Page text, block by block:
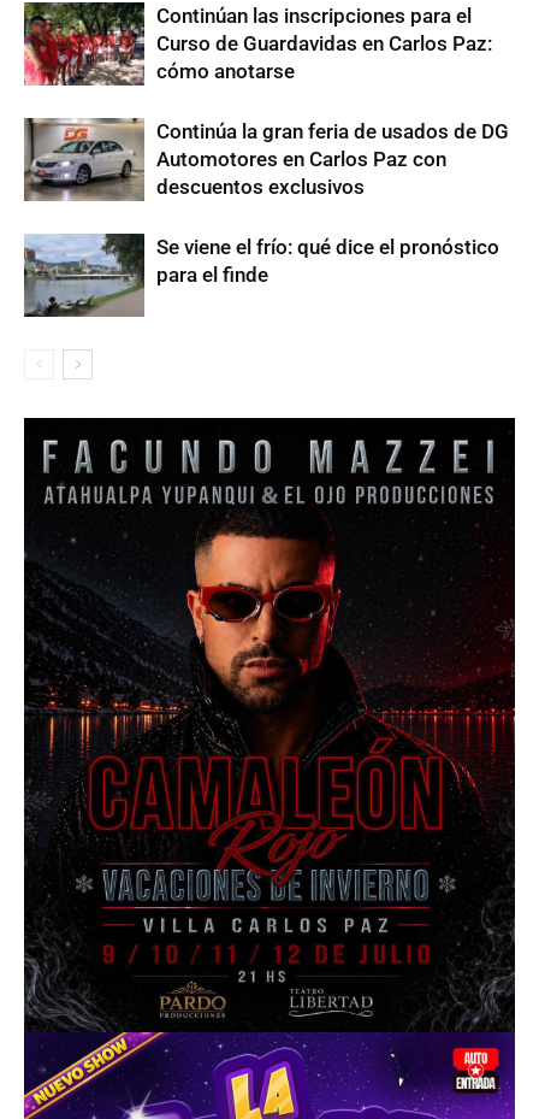
Continúan las inscripciones para el
Curso de Guardavidas en Carlos Paz:
cómo anotarse
Continúa la gran feria de usados de DG
Automotores en Carlos Paz con
descuentos exclusivos
Se viene el frío: qué dice el pronóstico
para el finde